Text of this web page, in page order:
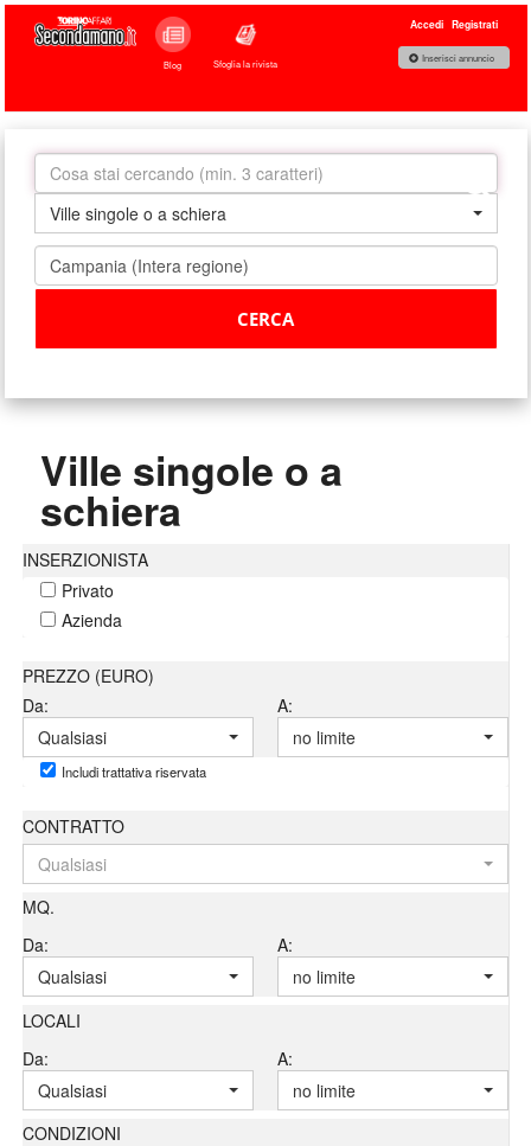
Blog Sfoglia la rivista
Accedi Registrati
Inserisci annuncio
Ville singole o a schiera
Ville singole o a
schiera
INSERZIONISTA
Privato
Azienda
PREZZO (EURO)
Da:
A:
Qualsiasi
no limite
Includi trattativa riservata
CONTRATTO
Qualsiasi
MQ.
Da:
A:
Qualsiasi
no limite
LOCALI
Da:
A:
Qualsiasi
no limite
CONDIZIONI